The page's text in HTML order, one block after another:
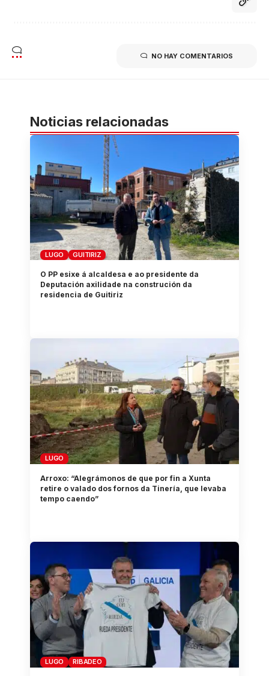
NO HAY COMENTARIOS
Noticias relacionadas
LUGO GUITIRIZ
O PP esixe á alcaldesa e ao presidente da
Deputación axilidade na construción da
residencia de Guitiriz
LUGO
Arroxo: “Alegrámonos de que por fin a Xunta
retire o valado dos fornos da Tinería, que levaba
tempo caendo”
LUGO RIBADEO